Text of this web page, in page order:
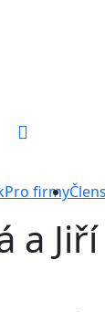
Pro firmy
a